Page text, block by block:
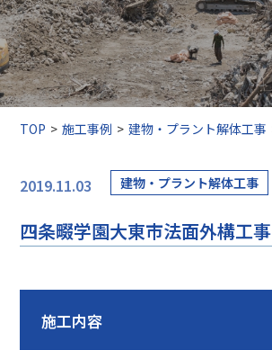
TOP 施工事例 建物・プラント解体工事
2019.11.03 建物・プラント解体工事
四条畷学園大東市法面外構工事
施工内容